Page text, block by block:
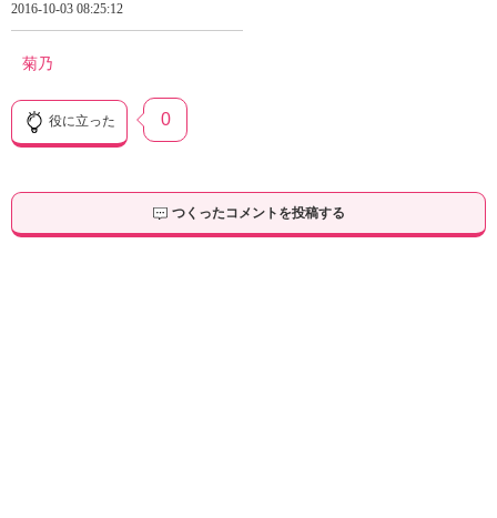
2016-10-03 08:25:12
菊乃
役に立った 0
つくったコメントを投稿する